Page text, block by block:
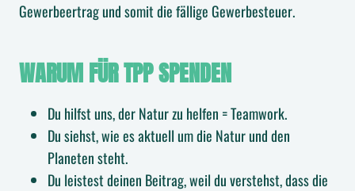
Gewerbeertrag und somit die fällige Gewerbesteuer.
WARUM FÜR TPP SPENDEN
Du hilfst uns, der Natur zu helfen = Teamwork.
Du siehst, wie es aktuell um die Natur und den
Planeten steht.
Du leistest deinen Beitrag, weil du verstehst, dass die